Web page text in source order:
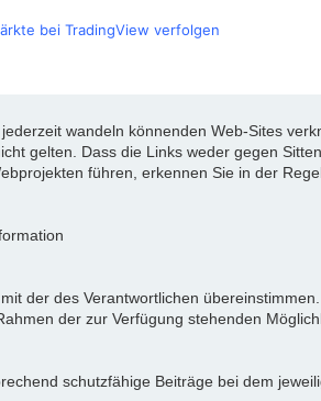
bei TradingView verfolgen
wandeln könnenden Web-Sites
gelten. Dass die Links weder gegen
führen, erkennen Sie in der
der des Verantwortlichen
der zur Verfügung stehenden
schutzfähige Beiträge bei dem